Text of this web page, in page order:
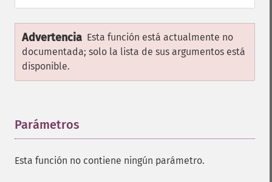
Advertencia Esta función está actualmente no
documentada; solo la lista de sus argumentos está
disponible.
Parámetros
Esta función no contiene ningún parámetro.